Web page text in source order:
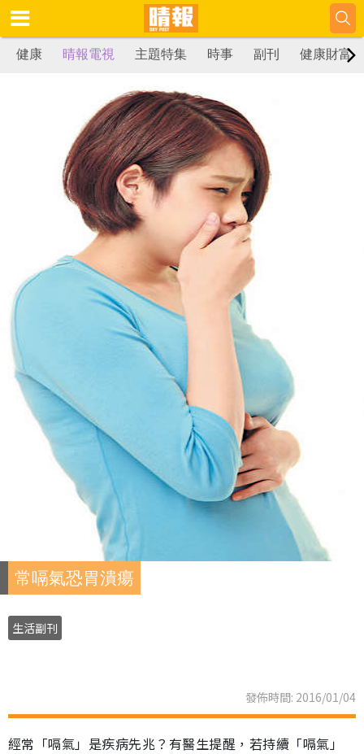
健康 晴報電視 主題特集 時事 副刊 健康財富
常嗝氣恐胃潰瘍
生活副刊
發佈時間: 2016/01/04
經常「嗝氣」是疾病先兆？有醫生提醒，若持續「嗝氣」